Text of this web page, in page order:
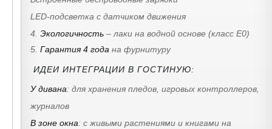
LED-подсветка с датчиком движения
4. Экологичность – лаки на водной основе (класс E0)
5. Гарантия 4 года на фурнитуру
ИДЕИ ИНТЕГРАЦИИ В ГОСТИНУЮ:
У дивана: для хранения пледов, игровых контроллеров,
журналов
В зоне окна: с живыми растениями и книгами на